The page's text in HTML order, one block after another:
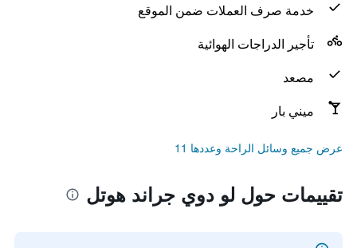
خدمة صرف العملات ضمن الموقع
تأجير الدراجات الهوائية
مصعد
ميني بار
عرض جميع وسائل الراحة وعددها 11
تقييمات حول لو دوي جراند هوتل